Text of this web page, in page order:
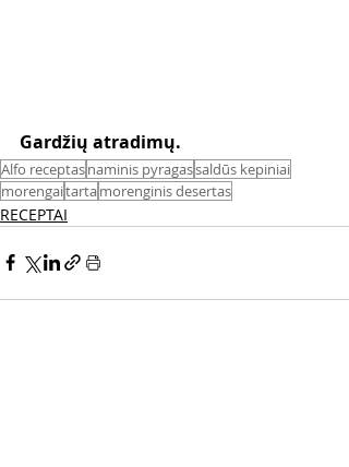
Gardžių atradimų.
Alfo receptasnaminis pyragassaldūs kepiniai
morengaitartamorenginis desertas
RECEPTAI